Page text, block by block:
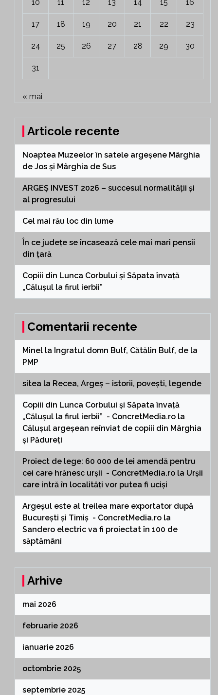
10 11 12 13 14 15 16
17 18 19 20 21 22 23
24 25 26 27 28 29 30
31
« mai
Articole recente
Noaptea Muzeelor în satele argeșene Mârghia
de Jos și Mârghia de Sus
ARGEȘ INVEST 2026 – succesul normalității și
al progresului
Cel mai rău loc din lume
În ce județe se încasează cele mai mari pensii
din țară
Copiii din Lunca Corbului și Săpata învață
„Călușul la firul ierbii”
Comentarii recente
Minel la Ingratul domn Bulf, Cătălin Bulf, de la
PMP
sitea la Recea, Argeș – istorii, povești, legende
Copiii din Lunca Corbului și Săpata învață
„Călușul la firul ierbii” - ConcretMedia.ro la
Călușul argeșean reînviat de copiii din Mârghia
și Pădureți
Proiect de lege: 60 000 de lei amendă pentru
cei care hrănesc urșii - ConcretMedia.ro la Urșii
care intră în localități vor putea fi uciși
Argeșul este al treilea mare exportator după
București și Timiș - ConcretMedia.ro la
Sandero electric va fi proiectat în 100 de
săptămâni
Arhive
mai 2026
februarie 2026
ianuarie 2026
octombrie 2025
septembrie 2025